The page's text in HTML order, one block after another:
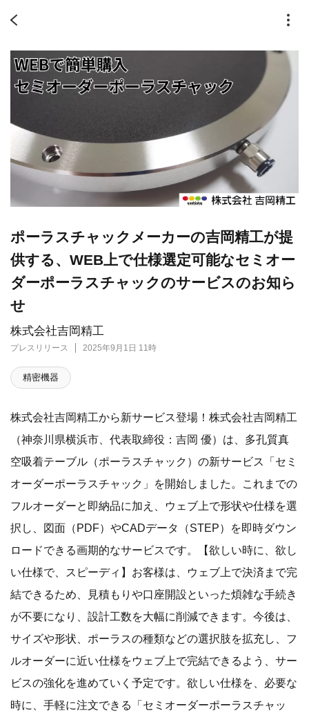
株式会社吉岡精工
プレスリリース 2025年9月1日 11時
ポーラスチャックメーカーの吉岡精工が提
供する、WEB上で仕様選定可能なセミオー
ダーポーラスチャックのサービスのお知ら
せ
精密機器
株式会社吉岡精工から新サービス登場！株式会社吉岡精工
（神奈川県横浜市、代表取締役：吉岡 優）は、多孔質真
空吸着テーブル（ポーラスチャック）の新サービス「セミ
オーダーポーラスチャック」を開始しました。これまでの
フルオーダーと即納品に加え、ウェブ上で形状や仕様を選
択し、図面（PDF）やCADデータ（STEP）を即時ダウン
ロードできる画期的なサービスです。【欲しい時に、欲し
い仕様で、スピーディ】お客様は、ウェブ上で決済まで完
結できるため、見積もりや口座開設といった煩雑な手続き
が不要になり、設計工数を大幅に削減できます。今後は、
サイズや形状、ポーラスの種類などの選択肢を拡充し、フ
ルオーダーに近い仕様をウェブ上で完結できるよう、サー
ビスの強化を進めていく予定です。欲しい仕様を、必要な
時に、手軽に注文できる「セミオーダーポーラスチャッ